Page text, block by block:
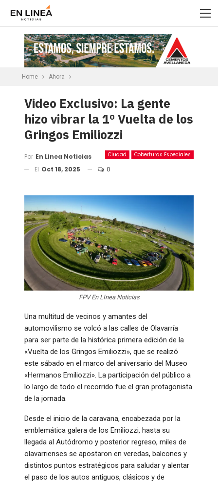
Home Ahora
Video Exclusivo: La gente
hizo vibrar la 1º Vuelta de los
Gringos Emiliozzi
Ciudad Coberturas Especiales
Por En Linea Noticias
El Oct 18, 2025 0
FPV En LInea Noticias
Una multitud de vecinos y amantes del
automovilismo se volcó a las calles de Olavarría
para ser parte de la histórica primera edición de la
«Vuelta de los Gringos Emiliozzi», que se realizó
este sábado en el marco del aniversario del Museo
«Hermanos Emiliozzi». La participación del público a
lo largo de todo el recorrido fue el gran protagonista
de la jornada.
Desde el inicio de la caravana, encabezada por la
emblemática galera de los Emiliozzi, hasta su
llegada al Autódromo y posterior regreso, miles de
olavarrienses se apostaron en veredas, balcones y
distintos puntos estratégicos para saludar y alentar
el paso de los autos antiguos, clásicos y de